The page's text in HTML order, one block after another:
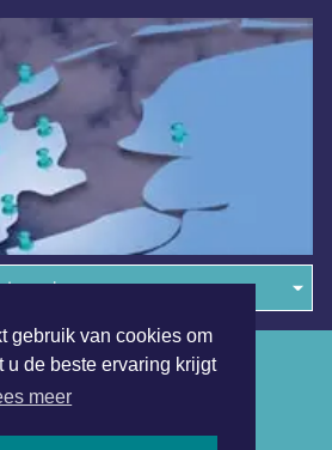
gebruik van cookies om
u de beste ervaring krijgt
meer
regio